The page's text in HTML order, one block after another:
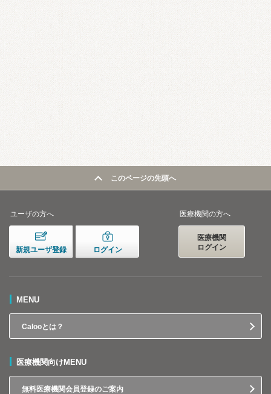
このページの先頭へ
ユーザの方へ
新規ユーザ登録 ログイン
医療機関の方へ
医療機関
ログイン
MENU
Calooとは？
医療機関向けMENU
無料医療機関会員登録のご案内